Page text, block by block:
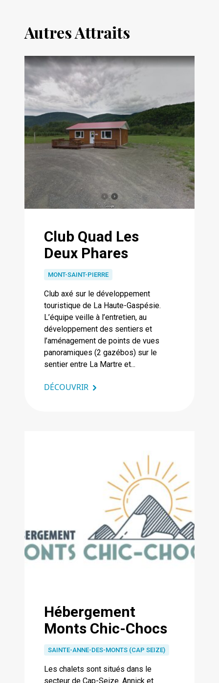
Autres Attraits
Club Quad Les
Deux Phares
MONT-SAINT-PIERRE
Club axé sur le développement
touristique de La Haute-Gaspésie.
L’équipe veille à l’entretien, au
développement des sentiers et
l’aménagement de points de vues
panoramiques (2 gazébos) sur le
sentier entre La Martre et...
DÉCOUVRIR
Hébergement
Monts Chic-Chocs
SAINTE-ANNE-DES-MONTS (CAP SEIZE)
Les chalets sont situés dans le
secteur de Cap-Seize. Annick et